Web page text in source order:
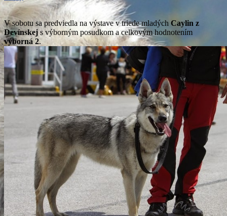
V sobotu sa predviedla na výstave v triede mladých Caylin z
Devínskejs výborným posudkom a celkovým hodnotením
výborná 2.